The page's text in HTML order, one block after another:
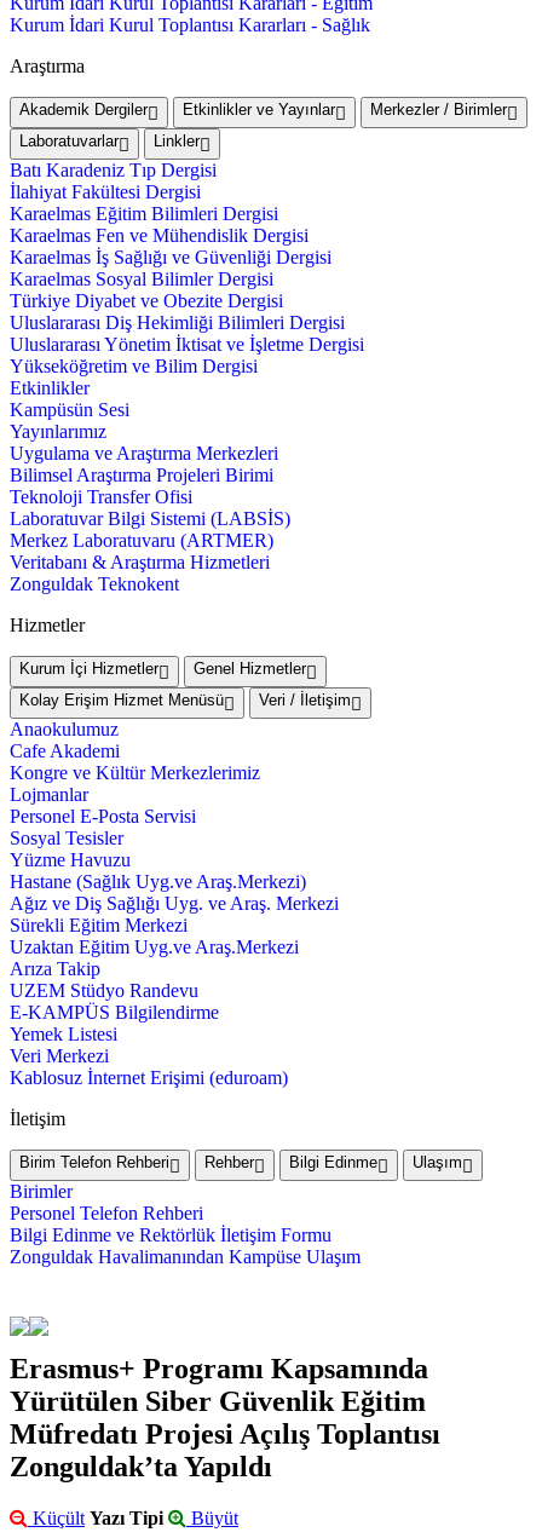
Kurum İdari Kurul Toplantısı Kararları - Sağlık
Araştırma
Akademik Dergiler Etkinlikler ve Yayınlar
Merkezler / Birimler
Laboratuvarlar
Linkler
Batı Karadeniz Tıp Dergisi
İlahiyat Fakültesi Dergisi
Karaelmas Eğitim Bilimleri Dergisi
Karaelmas Fen ve Mühendislik Dergisi
Karaelmas İş Sağlığı ve Güvenliği Dergisi
Karaelmas Sosyal Bilimler Dergisi
Türkiye Diyabet ve Obezite Dergisi
Uluslararası Diş Hekimliği Bilimleri Dergisi
Uluslararası Yönetim İktisat ve İşletme Dergisi
Yükseköğretim ve Bilim Dergisi
Etkinlikler
Kampüsün Sesi
Yayınlarımız
Uygulama ve Araştırma Merkezleri
Bilimsel Araştırma Projeleri Birimi
Teknoloji Transfer Ofisi
Laboratuvar Bilgi Sistemi (LABSİS)
Merkez Laboratuvaru (ARTMER)
Veritabanı & Araştırma Hizmetleri
Zonguldak Teknokent
Hizmetler
Kurum İçi Hizmetler
Genel Hizmetler
Kolay Erişim Hizmet Menüsü
Veri / İletişim
Anaokulumuz
Cafe Akademi
Kongre ve Kültür Merkezlerimiz
Lojmanlar
Personel E-Posta Servisi
Sosyal Tesisler
Yüzme Havuzu
Hastane (Sağlık Uyg.ve Araş.Merkezi)
Ağız ve Diş Sağlığı Uyg. ve Araş. Merkezi
Sürekli Eğitim Merkezi
Uzaktan Eğitim Uyg.ve Araş.Merkezi
Arıza Takip
UZEM Stüdyo Randevu
E-KAMPÜS Bilgilendirme
Yemek Listesi
Veri Merkezi
Kablosuz İnternet Erişimi (eduroam)
İletişim
Birim Telefon Rehberi Rehber Bilgi Edinme Ulaşım
Birimler
Personel Telefon Rehberi
Bilgi Edinme ve Rektörlük İletişim Formu
Zonguldak Havalimanından Kampüse Ulaşım
Erasmus+ Programı Kapsamında
Yürütülen Siber Güvenlik Eğitim
Müfredatı Projesi Açılış Toplantısı
Zonguldak’ta Yapıldı
Küçült Yazı Tipi Büyüt